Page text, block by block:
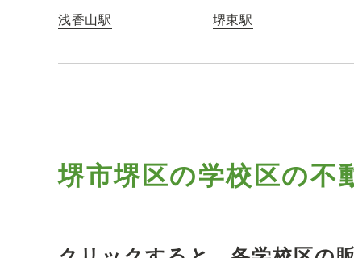
浅香山駅 堺東駅
堺市堺区の学校区の不